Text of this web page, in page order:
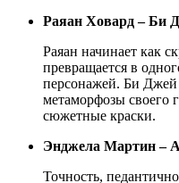
Раяан Ховард – Би
Раяан начинает как
превращается в
персонажей. Би Джей
метаморфозы своего
сюжетные краски.
Энджела Мартин –
Точность,